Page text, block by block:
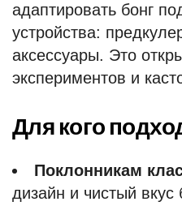
адаптировать бонг
устройства:
аксессуары. Это
экспериментов и
Для кого
Поклонникам
дизайн и чистый вкус